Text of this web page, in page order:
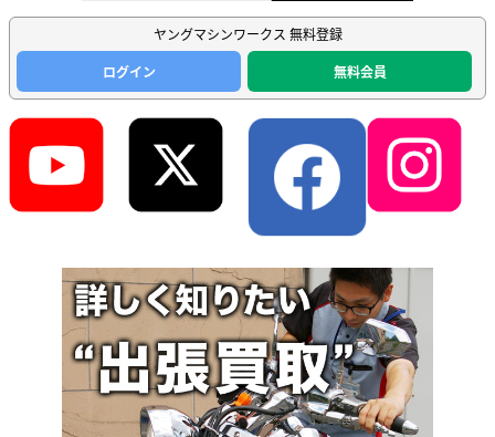
ヤングマシンワークス 無料登録
ログイン
無料会員